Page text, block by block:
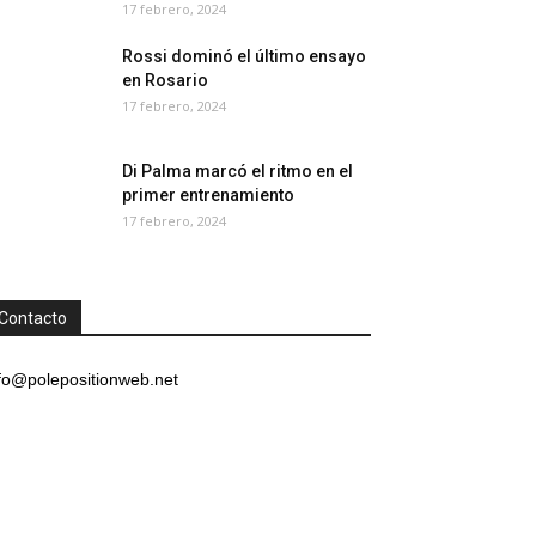
17 febrero, 2024
Rossi dominó el último ensayo
en Rosario
17 febrero, 2024
Di Palma marcó el ritmo en el
primer entrenamiento
17 febrero, 2024